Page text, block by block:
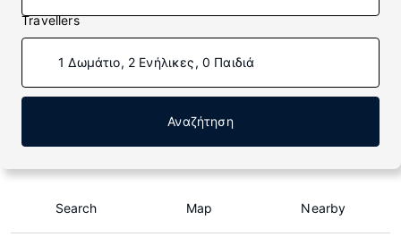
Travellers
1 Δωμάτιο, 2 Ενήλικες, 0 Παιδιά
Αναζήτηση
Search Map Nearby